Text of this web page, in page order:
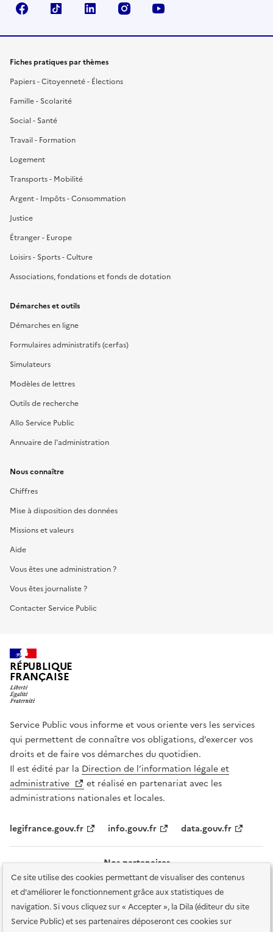
Ce site utilise des cookies permettant de visualiser des contenus
et d'améliorer le fonctionnement grâce aux statistiques de
navigation. Si vous cliquez sur « Accepter », la Dila (éditeur du site
Service Public) et ses partenaires déposeront ces cookies sur
FacebookTikTok LinkedIn Instagram
Fiches pratiques par thèmes
Papiers - Citoyenneté - Élections
Famille - Scolarité
Social - Santé
Travail - Formation
Logement
Transports - Mobilité
Argent - Impôts - Consommation
Justice
Étranger - Europe
Loisirs - Sports - Culture
Associations, fondations et fonds de dotation
Démarches et outils
Démarches en ligne
Formulaires administratifs (cerfas)
Simulateurs
Modèles de lettres
Outils de recherche
Allo Service Public
Annuaire de l'administration
Nous connaître
Chiffres
Mise à disposition des données
Missions et valeurs
Aide
Vous êtes une administration ?
Vous êtes journaliste ?
Contacter Service Public
RÉPUBLIQUE
FRANÇAISE
Service Public vous informe et vous oriente vers les services
qui permettent de connaître vos obligations, d’exercer vos
droits et de faire vos démarches du quotidien.
Il est édité par la Direction de l’information légale et
administrative
et réalisé en partenariat avec les
administrations nationales et locales.
legifrance.gouv.fr info.gouv.fr data.gouv.fr
Nos partenaires